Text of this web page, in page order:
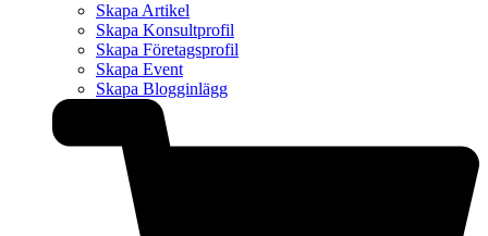
Skapa Artikel
Skapa Konsultprofil
Skapa Företagsprofil
Skapa Event
Skapa Blogginlägg